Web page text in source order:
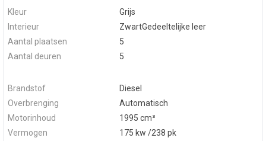
Kleur
Grijs
Interieur
ZwartGedeeltelijke leer
Aantal plaatsen
5
Aantal deuren
5
Brandstof
Diesel
Overbrenging
Automatisch
Motorinhoud
1995 cm³
Vermogen
175 kw /238 pk